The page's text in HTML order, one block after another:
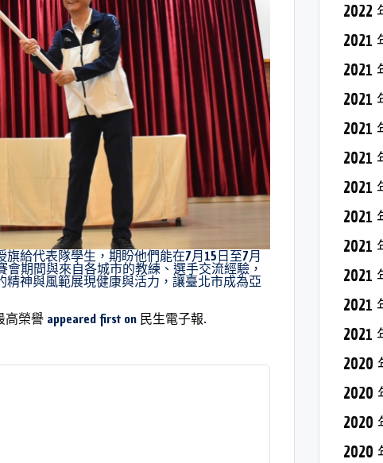
給代表隊學生，期盼他們能在7月15日至7月
期間與來自各城市的教練、選手交流經驗，
神與風範展現健康與活力，讓臺北市成為亞
高榮譽 appeared first on 民生電子報.
2022
2021
2021
2021
2021
2021
2021
2021
2021
2021
2021
2021
2020
2020
2020
2020